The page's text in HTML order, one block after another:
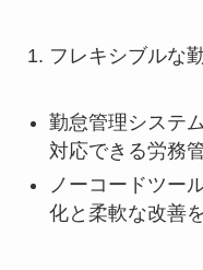
フレキシブルな
勤怠管理システ
対応できる労務
ノーコードツー
化と柔軟な改善を